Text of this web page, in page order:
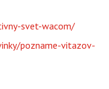
svet-wacom/
pozname-vitazov-